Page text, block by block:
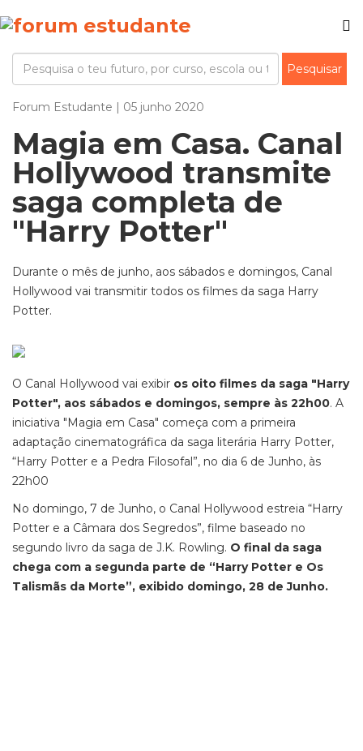
Forum Estudante | 05 junho 2020
Magia em Casa. Canal
Hollywood transmite
saga completa de
"Harry Potter"
Durante o mês de junho, aos sábados e domingos, Canal
Hollywood vai transmitir todos os filmes da saga Harry
Potter.
O Canal Hollywood vai exibir os oito filmes da saga "Harry
Potter", aos sábados e domingos, sempre às 22h00. A
iniciativa "Magia em Casa" começa com a primeira
adaptação cinematográfica da saga literária Harry Potter,
“Harry Potter e a Pedra Filosofal”, no dia 6 de Junho, às
22h00
No domingo, 7 de Junho, o Canal Hollywood estreia “Harry
Potter e a Câmara dos Segredos”, filme baseado no
segundo livro da saga de J.K. Rowling. O final da saga
chega com a segunda parte de “Harry Potter e Os
Talismãs da Morte”, exibido domingo, 28 de Junho.